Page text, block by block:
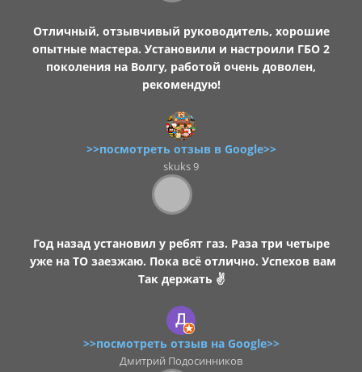
Отличный, отзывчивый руководитель, хорошие
опытные мастера. Установили и настроили ГБО 2
поколения на Волгу, работой очень доволен,
рекомендую!
>>посмотреть отзыв в Google>>
skuks 9
Год назад установил у ребят газ. Раза три четыре
уже на ТО заезжаю. Пока всё отлично. Успехов вам
Так держать ✌
>>посмотреть отзыв на Google>>
Дмитрий Подосинников